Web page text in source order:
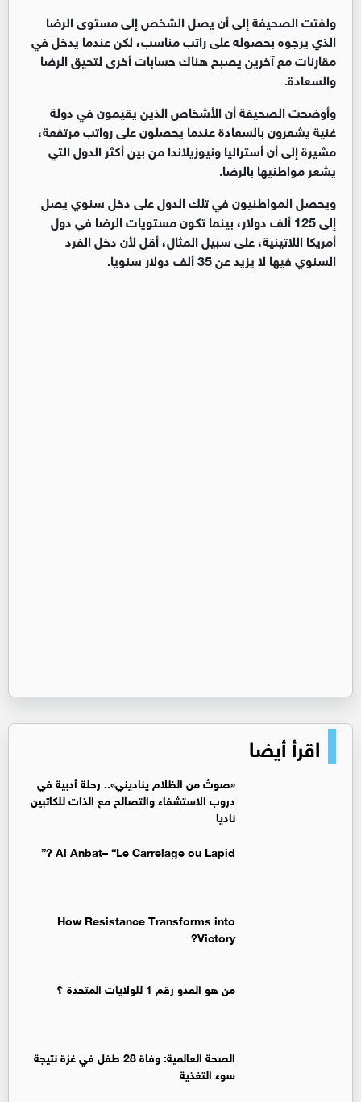
ولفتت الصحيفة إلى أن يصل الشخص إلى مستوى الرضا
الذي يرجوه بحصوله على راتب مناسب، لكن عندما يدخل في
مقارنات مع آخرين يصبح هناك حسابات أخرى لتحيق الرضا
والسعادة.
وأوضحت الصحيفة أن الأشخاص الذين يقيمون في دولة
غنية يشعرون بالسعادة عندما يحصلون على رواتب مرتفعة،
مشيرة إلى أن أستراليا ونيوزيلاندا من بين أكثر الدول التي
يشعر مواطنيها بالرضا.
ويحصل المواطنيون في تلك الدول على دخل سنوي يصل
إلى 125 ألف دولار، بينما تكون مستويات الرضا في دول
أمريكا اللاتينية، على سبيل المثال، أقل لأن دخل الفرد
السنوي فيها لا يزيد عن 35 ألف دولار سنويا.
اقرأ أيضا
«صوتٌ من الظلام يناديني».. رحلة أدبية في
دروب الاستشفاء والتصالح مع الذات للكاتبين
ناديا
Al Anbat– “Le Carrelage ou Lapid ?”
How Resistance Transforms into
Victory?
من هو العدو رقم 1 للولايات المتحدة ؟
الصحة العالمية: وفاة 28 طفل في غزة نتيجة
سوء التغذية